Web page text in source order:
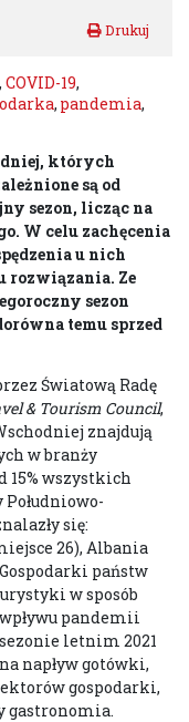
, COVID-19,
, pandemia,
których
są od
sezon, licząc na
W celu zachęcenia
u nich
rozwiązania. Ze
sezon
temu sprzed
Światową Radę
& Tourism Council,
znajdują
w branży
15% wszystkich
się:
26), Albania
państw
w sposób
pandemii
letnim 2021
napływ gotówki,
gospodarki,
gastronomia.